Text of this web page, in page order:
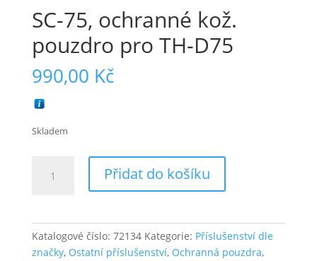
SC-75, ochranné kož.
pouzdro pro TH-D75
990,00 Kč
Skladem
pouzdro
Přidat do košíku
Katalogové číslo: 72134 Kategorie: Příslušenství dle
značky, Ostatní příslušenství, Ochranná pouzdra,